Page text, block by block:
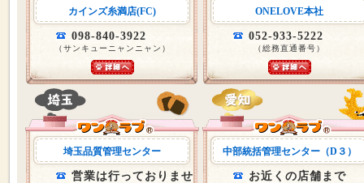
カインズ糸満店(FC)
098-840-3922
（サンキューニャンニャン）
ONELOVE本社
052-933-5222
（総務直通番号）
埼玉品質管理センター
営業は行っておりませ
中部統括管理センター（D３）
お近くの店舗まで